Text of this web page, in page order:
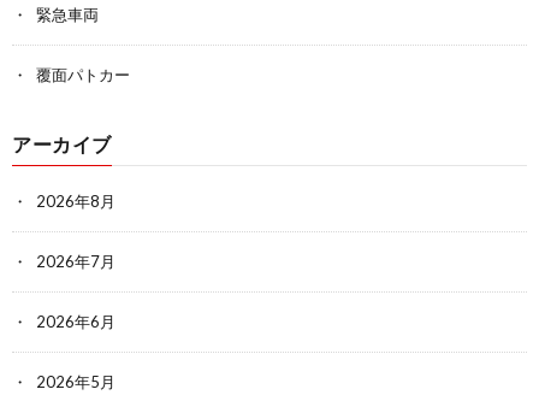
緊急車両
覆面パトカー
アーカイブ
2026年8月
2026年7月
2026年6月
2026年5月